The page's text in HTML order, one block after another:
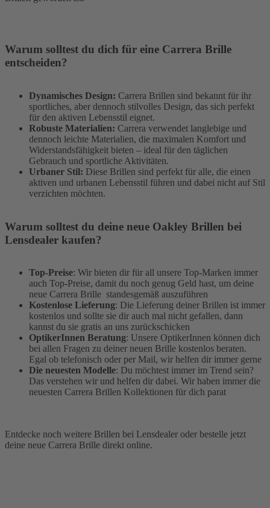
Warum solltest du dich für eine Carrera Brille
entscheiden?
Dynamisches Design: Carrera Brillen sind bekannt für ihr
sportliches, aber dennoch stilvolles Design, das sich perfekt
für den aktiven Lebensstil eignet.
Robuste Materialien: Carrera verwendet langlebige und
dennoch leichte Materialien, die maximalen Komfort und
Widerstandsfähigkeit bieten – ideal für den täglichen
Gebrauch und sportliche Aktivitäten.
Urbaner Stil: Diese Brillen sind perfekt für alle, die einen
aktiven und urbanen Lebensstil führen und dabei nicht auf Stil
verzichten möchten.
Warum solltest du deine neue Oakley Brillen bei
Lensdealer kaufen?
Top-Preise: Wir bieten dir für all unsere Top-Marken immer
auch Top-Preise, damit du noch genug Geld hast, um deine
neue Carrera Brille standesgemäß auszuführen
Kostenlose Lieferung: Die Lieferung deiner Brillen ist immer
kostenlos und sollte sie dir auch mal nicht gefallen, dann
kannst du sie gratis an uns zurückschicken
OptikerInnen Beratung: Unsere OptikerInnen können dich
bei allen Fragen zu deiner neuen Brille kostenlos beraten.
Egal ob telefonisch oder per Mail, wir helfen dir immer gerne
Die neuesten Modelle: Du möchtest immer im Trend sein?
Das verstehen wir und helfen dir dabei. Wir haben immer die
neuesten Carrera Brillen Kollektionen für dich parat
Entdecke noch weitere Brillen bei Lensdealer oder bestelle jetzt
deine neue Carrera Brille direkt online.